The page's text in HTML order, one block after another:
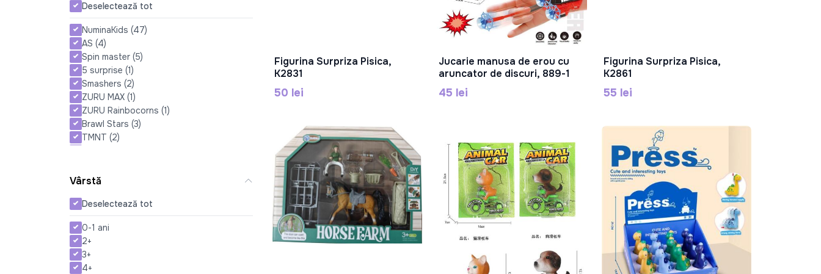
Deselectează tot
NuminaKids (47)
AS (4)
Spin master (5)
5 surprise (1)
Smashers (2)
ZURU MAX (1)
ZURU Rainbocorns (1)
Brawl Stars (3)
TMNT (2)
Hasbro
Vârstă
Deselectează tot
0-1 ani
2+
3+
4+
În Coș
Figurina Surpriza Pisica,
K2831
50 lei
În Coș
Jucarie manusa de erou cu
aruncator de discuri, 889-1
45 lei
În Coș
Figurina Surpriza Pisica,
K2861
55 lei